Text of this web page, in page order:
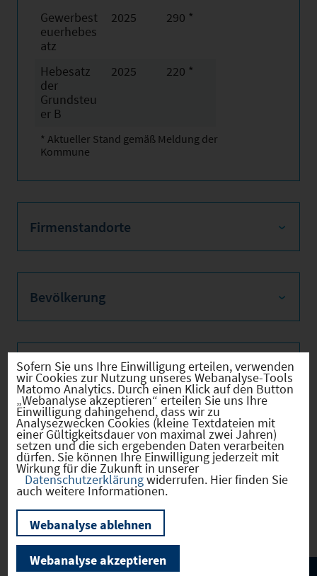
Gewerbest
euerhebes
atz
2025 290 *
Hebesatz
der
Grundsteu
er B
2025 220 *
* Aktueller Stand gemäß Meldung der
Kommune
Firmenstandorte
Bevölkerung
Sozialvers. Beschäftigte
Verkehrsinfrastruktur
Kommunale Infrastruktur
Sofern Sie uns Ihre Einwilligung erteilen, verwenden
wir Cookies zur Nutzung unseres Webanalyse-Tools
Matomo Analytics. Durch einen Klick auf den Button
„Webanalyse akzeptieren“ erteilen Sie uns Ihre
Einwilligung dahingehend, dass wir zu
Analysezwecken Cookies (kleine Textdateien mit
einer Gültigkeitsdauer von maximal zwei Jahren)
setzen und die sich ergebenden Daten verarbeiten
dürfen. Sie können Ihre Einwilligung jederzeit mit
Wirkung für die Zukunft in unserer
Datenschutzerklärungwiderrufen. Hier finden Sie
auch weitere Informationen.
Webanalyse ablehnen
Webanalyse akzeptieren